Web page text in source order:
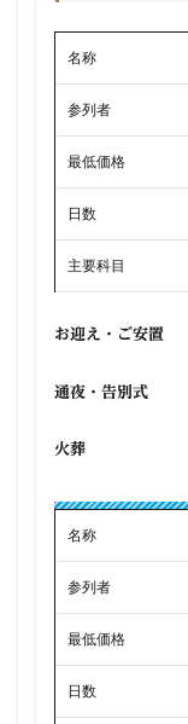
名称
参列者
最低価格
日数
主要科目
お迎え・ご安置
通夜・告別式
火葬
名称
参列者
最低価格
日数